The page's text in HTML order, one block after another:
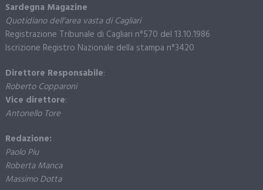
Sardegna Magazine
Quotidiano dell’area vasta di Cagliari
Registrazione Tribunale di Cagliari n°570 del 13.10.1986
Iscrizione Registro Nazionale della stampa n°3420
Direttore Responsabile:
Roberto Copparoni
Vice direttore:
Antonello Tore
Redazione:
Paolo Piu
Roberta Manca
Massimo Dotta